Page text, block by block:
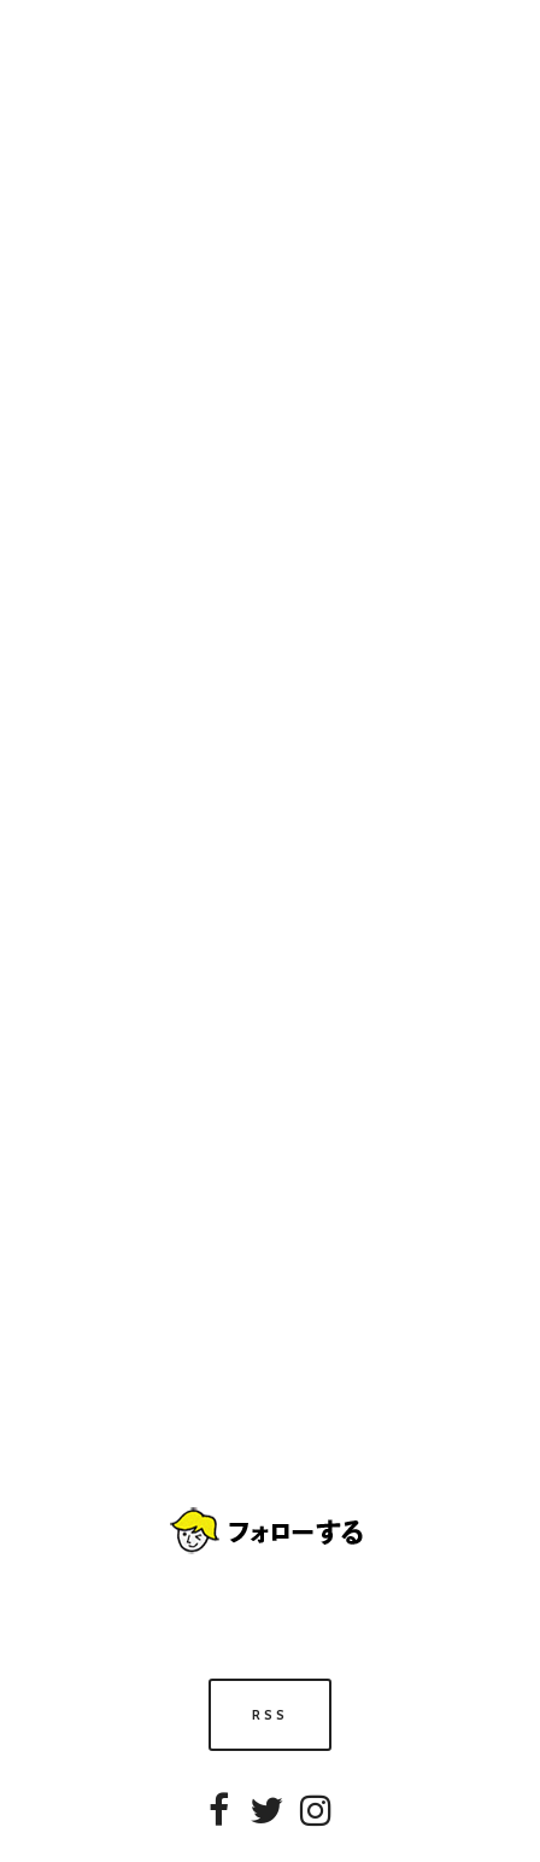
RSS
Facebook
TwitterInstagram